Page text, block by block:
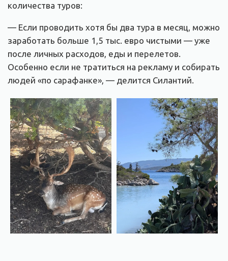
количества туров:
— Если проводить хотя бы два тура в месяц, можно
заработать больше 1,5 тыс. евро чистыми — уже
после личных расходов, еды и перелетов.
Особенно если не тратиться на рекламу и собирать
людей «по сарафанке», — делится Силантий.